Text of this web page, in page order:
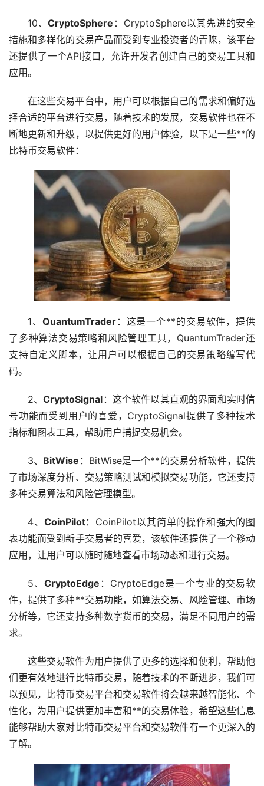
10、CryptoSphere ：CryptoSphere以其先进的安全
措施和多样化的交易产品而受到专业投资者的青睐，该平台
还提供了一个API接口，允许开发者创建自己的交易工具和
应用。
在这些交易平台中，用户可以根据自己的需求和偏好选
择合适的平台进行交易，随着技术的发展，交易软件也在不
断地更新和升级，以提供更好的用户体验，以下是一些**的
比特币交易软件：
1、 QuantumTrader：这是一个**的交易软件，提供
了多种算法交易策略和风险管理工具，QuantumTrader还
支持自定义脚本，让用户可以根据自己的交易策略编写代
码。
2、CryptoSignal ：这个软件以其直观的界面和实时信
号功能而受到用户的喜爱，CryptoSignal提供了多种技术
指标和图表工具，帮助用户捕捉交易机会。
3、 BitWise ：BitWise是一个**的交易分析软件，提供
了市场深度分析、交易策略测试和模拟交易功能，它还支持
多种交易算法和风险管理模型。
4、 CoinPilot：CoinPilot以其简单的操作和强大的图
表功能而受到新手交易者的喜爱，该软件还提供了一个移动
应用，让用户可以随时随地查看市场动态和进行交易。
5、CryptoEdge ：CryptoEdge是一个专业的交易软
件，提供了多种**交易功能，如算法交易、风险管理、市场
分析等，它还支持多种数字货币的交易，满足不同用户的需
求。
这些交易软件为用户提供了更多的选择和便利，帮助他
们更有效地进行比特币交易，随着技术的不断进步，我们可
以预见，比特币交易平台和交易软件将会越来越智能化、个
性化，为用户提供更加丰富和**的交易体验，希望这些信息
能够帮助大家对比特币交易平台和交易软件有一个更深入的
了解。